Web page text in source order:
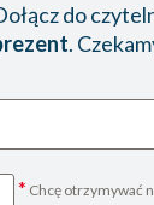
do
.
* Chcę otrzymywać